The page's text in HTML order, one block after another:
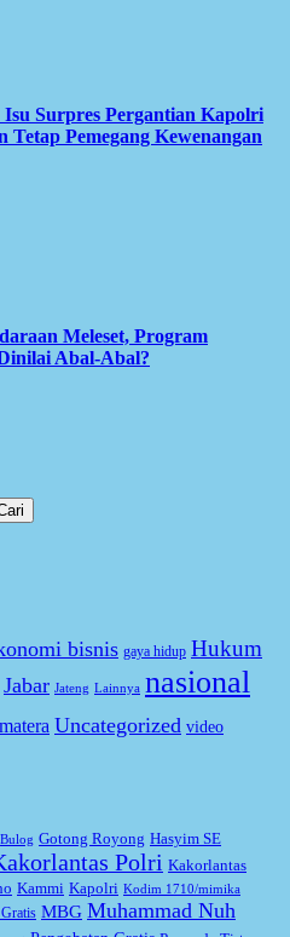
Isu Surpres Pergantian Kapolri
Tetap Pemegang Kewenangan
Meleset, Program
Abal-Abal?
bisnis gaya hidup Hukum
Jabar Jateng Lainnya nasional
Uncategorized video
Bulog Gotong Royong Hasyim SE
Polri Kakorlantas
Kammi Kapolri Kodim 1710/mimika
MBG Muhammad Nuh